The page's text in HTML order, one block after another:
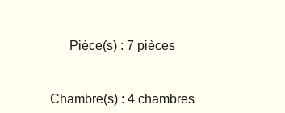
Pièce(s) : 7 pièces
Chambre(s) : 4 chambres